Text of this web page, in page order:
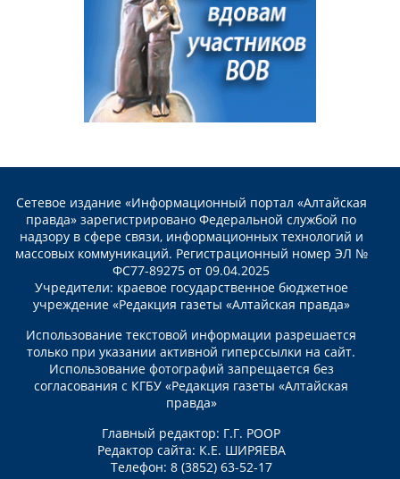
Сетевое издание «Информационный портал «Алтайская
правда» зарегистрировано Федеральной службой по
надзору в сфере связи, информационных технологий и
массовых коммуникаций. Регистрационный номер ЭЛ №
ФС77-89275 от 09.04.2025
Учредители: краевое государственное бюджетное
учреждение «Редакция газеты «Алтайская правда»
Использование текстовой информации разрешается
только при указании активной гиперссылки на сайт.
Использование фотографий запрещается без
согласования с КГБУ «Редакция газеты «Алтайская
правда»
Главный редактор: Г.Г. РООР
Редактор сайта: К.Е. ШИРЯЕВА
Телефон: 8 (3852) 63-52-17